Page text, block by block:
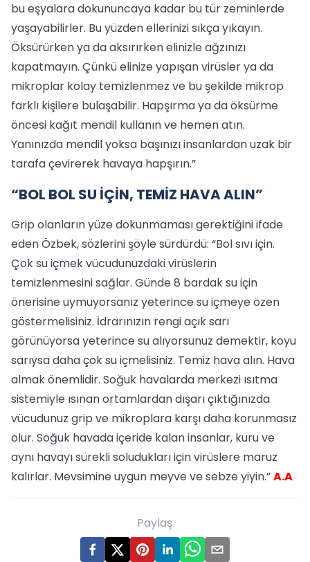
bu eşyalara dokununcaya kadar bu tür zeminlerde
yaşayabilirler. Bu yüzden ellerinizi sıkça yıkayın.
Öksürürken ya da aksırırken elinizle ağzınızı
kapatmayın. Çünkü elinize yapışan virüsler ya da
mikroplar kolay temizlenmez ve bu şekilde mikrop
farklı kişilere bulaşabilir. Hapşırma ya da öksürme
öncesi kağıt mendil kullanın ve hemen atın.
Yanınızda mendil yoksa başınızı insanlardan uzak bir
tarafa çevirerek havaya hapşırın.”
“BOL BOL SU İÇİN, TEMİZ HAVA ALIN”
Grip olanların yüze dokunmaması gerektiğini ifade
eden Özbek, sözlerini şöyle sürdürdü: “Bol sıvı için.
Çok su içmek vücudunuzdaki virüslerin
temizlenmesini sağlar. Günde 8 bardak su için
önerisine uymuyorsanız yeterince su içmeye özen
göstermelisiniz. İdrarınızın rengi açık sarı
görünüyorsa yeterince su alıyorsunuz demektir, koyu
sarıysa daha çok su içmelisiniz. Temiz hava alın. Hava
almak önemlidir. Soğuk havalarda merkezi ısıtma
sistemiyle ısınan ortamlardan dışarı çıktığınızda
vücudunuz grip ve mikroplara karşı daha korunmasız
olur. Soğuk havada içeride kalan insanlar, kuru ve
aynı havayı sürekli soludukları için virüslere maruz
kalırlar. Mevsimine uygun meyve ve sebze yiyin.”A.A
Paylaş